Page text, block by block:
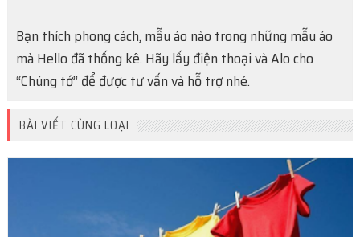
Bạn thích phong cách, mẫu áo nào trong những mẫu áo
mà Hello đã thống kê. Hãy lấy điện thoại và Alo cho
“Chúng tớ” để được tư vấn và hỗ trợ nhé.
BÀI VIẾT CÙNG LOẠI